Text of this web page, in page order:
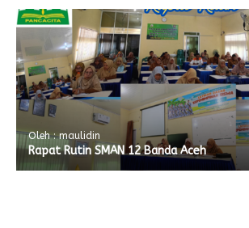
Oleh : maulidin
Rapat Rutin SMAN 12 Banda Aceh